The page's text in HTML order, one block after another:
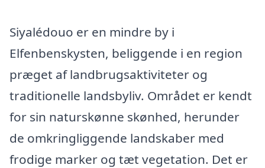
Siyalédouo er en mindre by i
Elfenbenskysten, beliggende i en region
præget af landbrugsaktiviteter og
traditionelle landsbyliv. Området er kendt
for sin naturskønne skønhed, herunder
de omkringliggende landskaber med
frodige marker og tæt vegetation. Det er